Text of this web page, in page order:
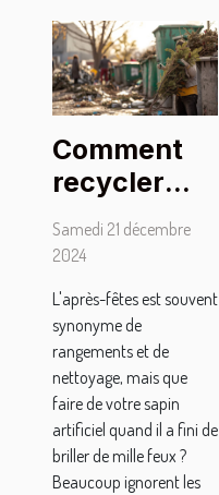
Comment
recycler
votre sapin
artificiel
fêtes
Samedi 21 décembre
2024
L'après-fêtes est souvent
synonyme de
rangements et de
nettoyage, mais que
faire de votre sapin
artificiel quand il a fini de
briller de mille feux ?
Beaucoup ignorent les